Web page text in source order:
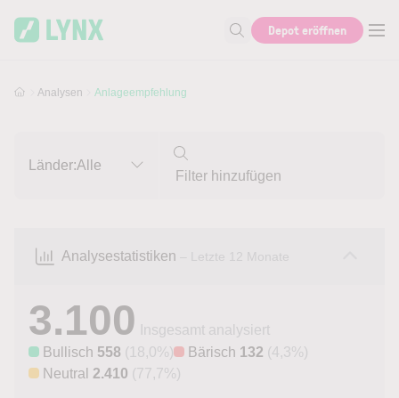
Suche nach Aktie, Autor...
Depot eröffnen
Analysen Anlageempfehlung
Länder:Alle
Analysestatistiken – Letzte 12 Monate
3.100
Insgesamt analysiert
Bullisch 558 (18,0%) Bärisch 132 (4,3%)
Neutral 2.410 (77,7%)